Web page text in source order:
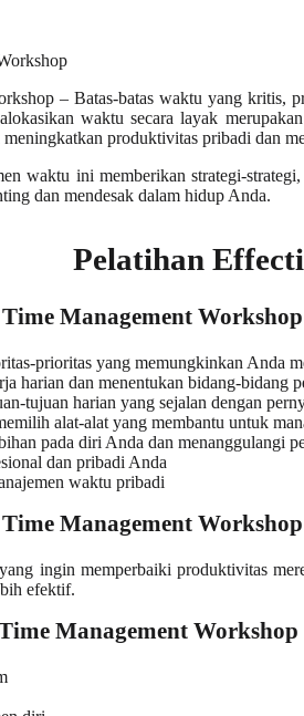
– Batas-batas waktu yang kritis,
waktu secara layak
produktivitas pribadi dan
waktu ini memberikan strategi-
dan mendesak dalam hidup Anda.
Pelatihan
Management Workshop
prioritas yang memungkinkan Anda
harian dan menentukan bidang-bidang
tujuan harian yang sejalan dengan
alat-alat yang membantu untuk
pada diri Anda dan menanggulangi
dan pribadi Anda
waktu pribadi
Management Workshop
ingin memperbaiki produktivitas
efektif.
Management Workshop